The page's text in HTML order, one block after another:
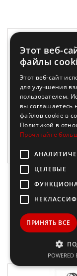
Искусство
Этот веб-
файлы
Этот веб-сайт
для улучшения
пользователем.
вы соглашаетесь
файлов cookie в
Политикой в
Прочитайте
ЦЕЛЕВЫЕ
ПРИНЯТЬ ВСЕ
POWERED